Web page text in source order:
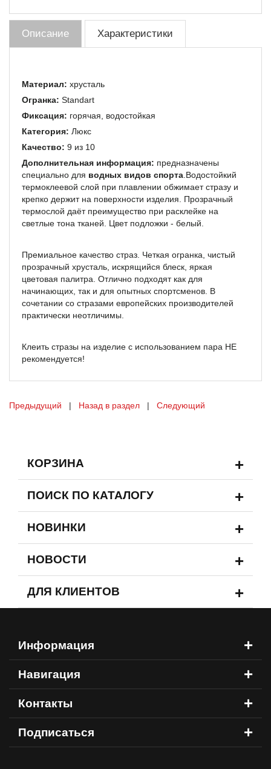
Описание Характеристики
Материал: хрусталь
Огранка: Standart
Фиксация: горячая, водостойкая
Категория: Люкс­
Качество: 9 из 10
Дополнительная информация: предназначены
специально для водных видов спорта .Водостойкий
термоклеевой слой при плавлении обжимает стразу и
крепко держит на поверхности изделия. Прозрачный
термослой даёт преимущество при расклейке на
светлые тона тканей. Цвет подложки - белый.
Премиальное качество страз. Четкая огранка, чистый
прозрачный хрусталь, искрящийся блеск, яркая
цветовая палитра. Отлично подходят как для
начинающих, так и для опытных спортсменов. В
сочетании со стразами европейских производителей
практически неотличимы.
Клеить стразы на изделие с использованием пара НЕ
рекомендуется!
Предыдущий | Назад в раздел | Следующий
КОРЗИНА +
ПОИСК ПО КАТАЛОГУ +
НОВИНКИ +
НОВОСТИ +
ДЛЯ КЛИЕНТОВ +
Информация +
Навигация +
Контакты +
Подписаться +